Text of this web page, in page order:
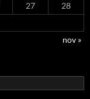
27
28
nov »